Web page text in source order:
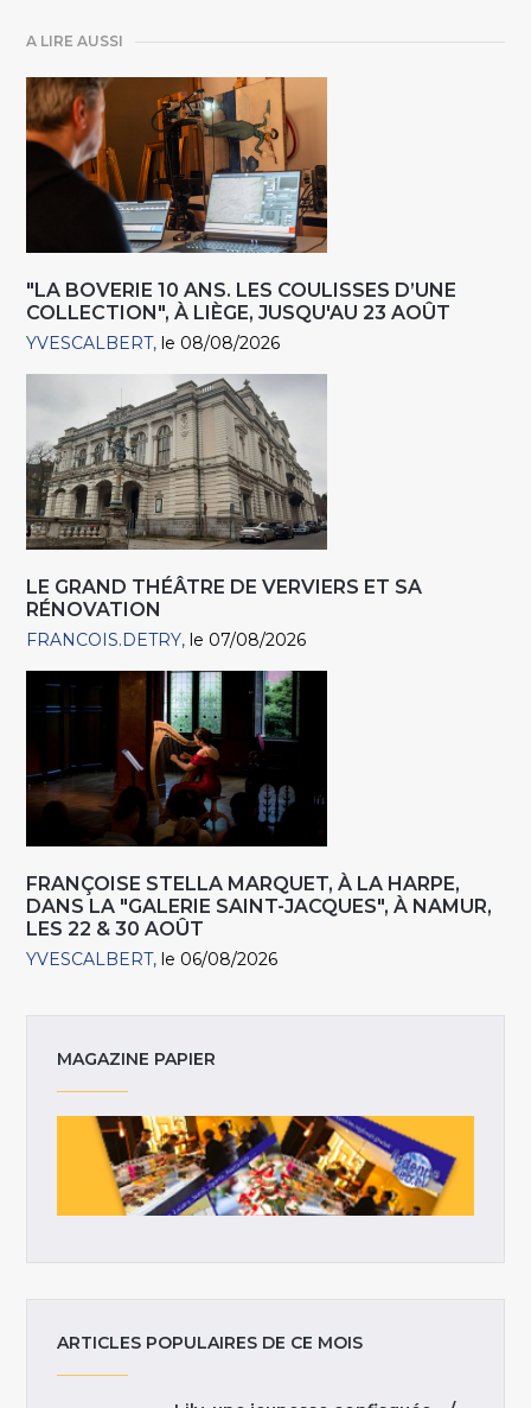
A LIRE AUSSI
"LA BOVERIE 10 ANS. LES COULISSES D’UNE
COLLECTION", À LIÈGE, JUSQU'AU 23 AOÛT
YVESCALBERT le 08/08/2026
LE GRAND THÉÂTRE DE VERVIERS ET SA
RÉNOVATION
FRANCOIS.DETRY le 07/08/2026
FRANÇOISE STELLA MARQUET, À LA HARPE,
DANS LA "GALERIE SAINT-JACQUES", À NAMUR,
LES 22 & 30 AOÛT
YVESCALBERT le 06/08/2026
MAGAZINE PAPIER
ARTICLES POPULAIRES DE CE MOIS